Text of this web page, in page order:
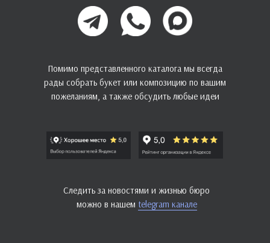
Помимо представленного каталога мы всегда
рады собрать букет или композицию по вашим
пожеланиям, а также обсудить любые идеи
Следить за новостями и жизнью бюро
можно в нашем telegram канале